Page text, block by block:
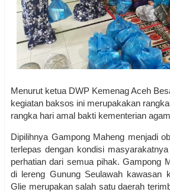
Menurut ketua DWP Kemenag Aceh
kegiatan baksos ini merupakakan
rangka hari amal bakti kementerian
Dipilihnya Gampong Maheng menjadi
terlepas dengan kondisi
perhatian dari semua pihak. Gampong
di lereng Gunung Seulawah kawasan
Glie merupakan salah satu daerah